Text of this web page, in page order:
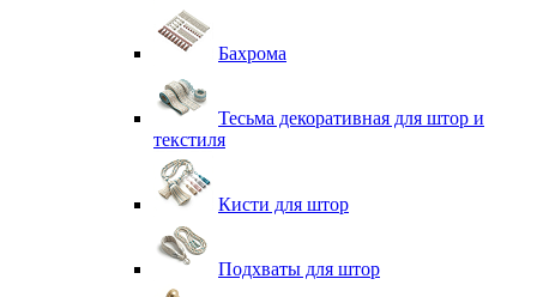
Бахрома
Тесьма декоративная для штор и
текстиля
Кисти для штор
Подхваты для штор